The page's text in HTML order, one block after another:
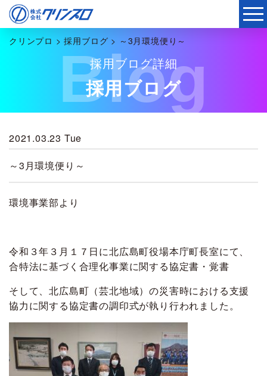
Blog
クリンプロ >採用ブログ> ～3月環境便り～
採用ブログ詳細
採用ブログ
2021.03.23 Tue
～3月環境便り～
環境事業部より
令和３年３月１７日に北広島町役場本庁町長室にて、
合特法に基づく合理化事業に関する協定書・覚書
そして、北広島町（芸北地域）の災害時における支援
協力に関する協定書の調印式が執り行われました。